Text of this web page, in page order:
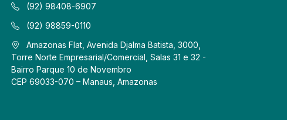
(92) 98408-6907
(92) 98859-0110
Amazonas Flat, Avenida Djalma Batista, 3000,
Torre Norte Empresarial/Comercial, Salas 31 e 32 -
Bairro Parque 10 de Novembro
CEP 69033-070 – Manaus, Amazonas